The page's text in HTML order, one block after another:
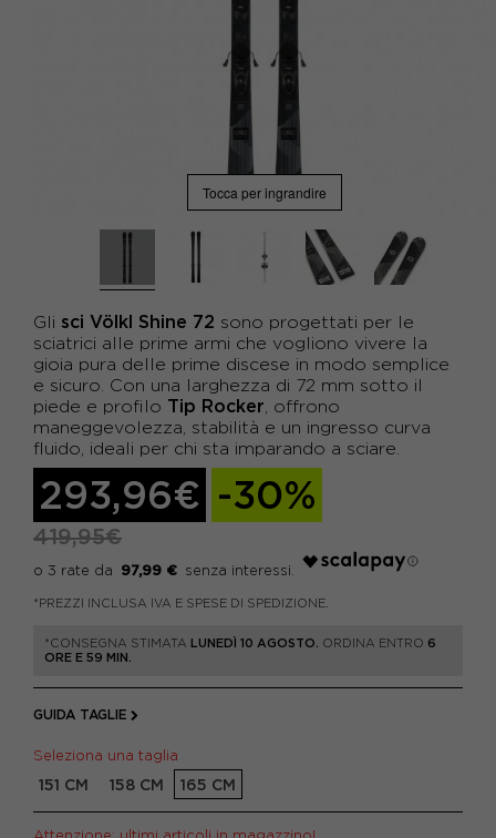
Tocca per ingrandire
Gli sci Völkl Shine 72 sono progettati per le
sciatrici alle prime armi che vogliono vivere la
gioia pura delle prime discese in modo semplice
e sicuro. Con una larghezza di 72 mm sotto il
piede e profilo Tip Rocker , offrono
maneggevolezza, stabilità e un ingresso curva
fluido, ideali per chi sta imparando a sciare.
293,96€ -30%
419,95€
97,99 €
*PREZZI INCLUSA IVA E SPESE DI SPEDIZIONE.
*CONSEGNA STIMATA LUNEDÌ 10 AGOSTO. ORDINA ENTRO 6
ORE E 59 MIN.
GUIDA TAGLIE
Seleziona una taglia
151 CM 158 CM 165 CM